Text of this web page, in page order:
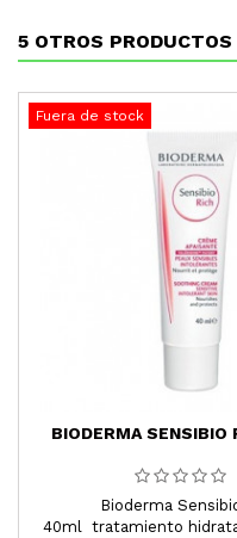
5 OTROS
Fuera de stock
BIODERMA SENSIBIO
Bioderma
40ml tratamiento